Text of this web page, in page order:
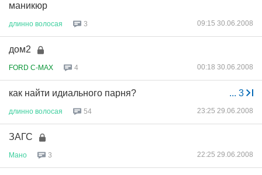
маникюр
длинно волосая 3 09:15 30.06.2008
дом2
FORD C-MAX 4 00:18 30.06.2008
... 3
как найти идиального парня?
длинно волосая 54 23:25 29.06.2008
ЗАГС
Мано 3 22:25 29.06.2008